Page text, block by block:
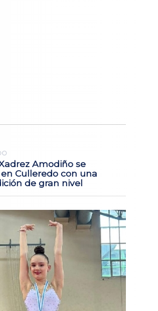
Amodiño se
Culleredo con una
de gran nivel